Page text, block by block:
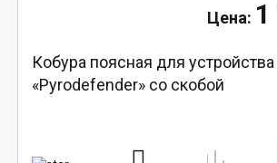
Кобура поясная для устройства
«Pyrodefender» со скобой